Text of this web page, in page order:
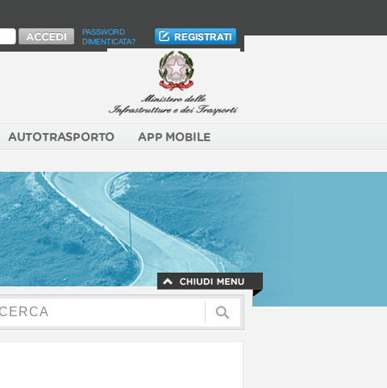
PASSWORD
DIMENTICATA?
AUTOTRASPORTO APP MOBILE